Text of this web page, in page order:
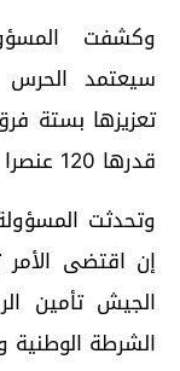
وكشفت
سيعتمد الحرس
تعزيزها بستة
قدرها 120 عنصرا أمنيا جديدا .
وتحدثت
إن اقتضى
الجيش تأمين
الشرطة الوطنية